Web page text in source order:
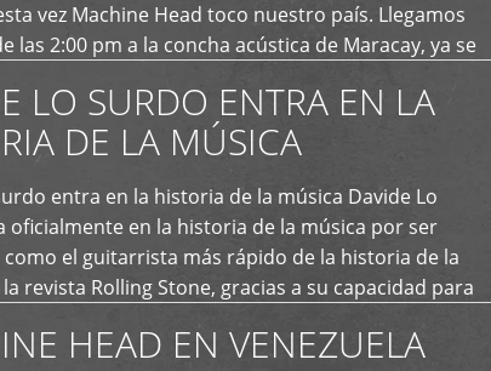
vez Machine Head toco nuestro país. Llegamos
las 2:00 pm a la concha acústica de Maracay, ya se
LO SURDO ENTRA EN LA
DE LA MÚSICA
entra en la historia de la música Davide Lo
oficialmente en la historia de la música por ser
el guitarrista más rápido de la historia de la
revista Rolling Stone, gracias a su capacidad para
HEAD EN VENEZUELA